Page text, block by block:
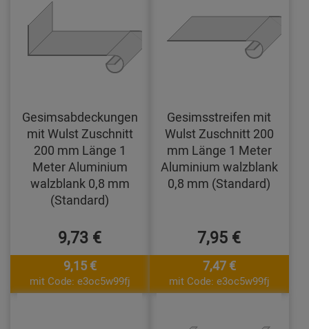
Gesimsabdeckungen
mit Wulst Zuschnitt
200 mm Länge 1
Meter Aluminium
walzblank 0,8 mm
(Standard)
9,73 €
9,15 €
mit Code: e3oc5w99fj
Gesimsstreifen mit
Wulst Zuschnitt 200
mm Länge 1 Meter
Aluminium walzblank
0,8 mm (Standard)
7,95 €
7,47 €
mit Code: e3oc5w99fj